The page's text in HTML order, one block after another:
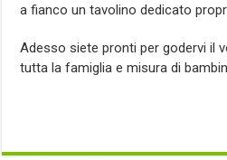
a fianco un tavolino dedicato
Adesso siete pronti per godervi il
tutta la famiglia e misura di